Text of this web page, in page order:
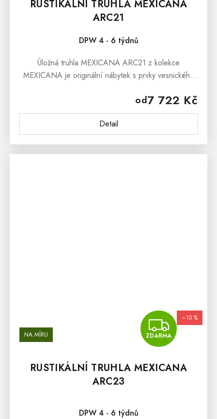
RUSTIKÁLNÍ TRUHLA MEXICANA
ARC21
DPW 4 - 6 týdnů
od7 722 Kč
Detail
Úložná truhla MEXICANA ARC21 z kolekce
MEXICANA je originální nábytek s prvky vesnického
ošetřena přírodním voskem nebo...
NA MÍRU ZDARMA
–10 %
RUSTIKÁLNÍ TRUHLA MEXICANA
ARC23
DPW 4 - 6 týdnů